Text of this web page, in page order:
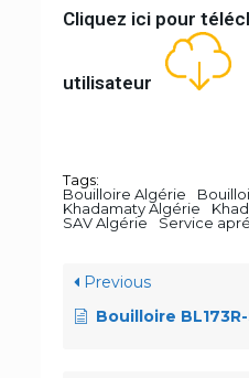
Cliquez ici pour
utilisateur
Tags:
Bouilloire Algérie
Khadamaty Algérie
SAV Algérie
Service
Previous
Bouilloire BL173R-